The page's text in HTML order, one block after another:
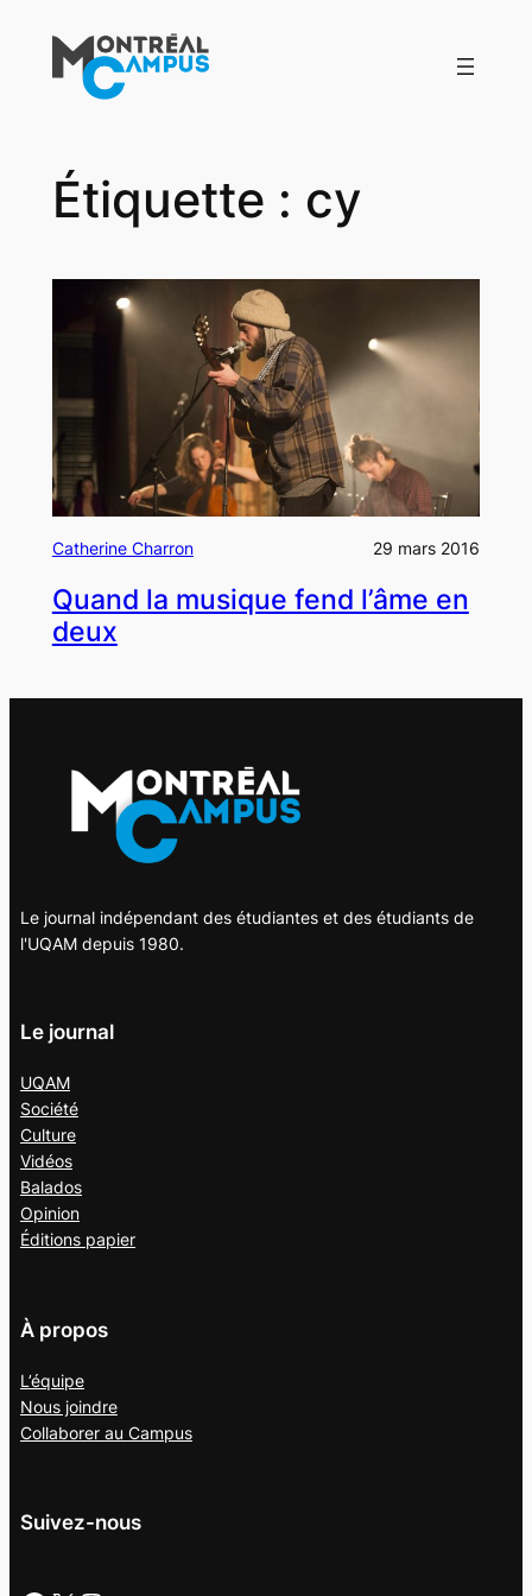
contenu
Étiquette : cy
Catherine Charron 29 mars 2016
Quand la musique fend l’âme en
deux
Le journal indépendant des étudiantes et des étudiants de
l'UQAM depuis 1980.
Le journal
UQAM
Société
Culture
Vidéos
Balados
Opinion
Éditions papier
À propos
L’équipe
Nous joindre
Collaborer au Campus
Suivez-nous